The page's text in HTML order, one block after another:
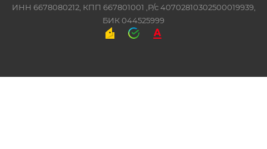
ИНН 6678080212, КПП 667801001 ,Р/с 40702810302500019939,
БИК 044525999